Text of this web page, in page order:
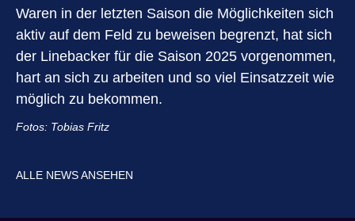
Waren in der letzten Saison die Möglichkeiten sich
aktiv auf dem Feld zu beweisen begrenzt, hat sich
der Linebacker für die Saison 2025 vorgenommen,
hart an sich zu arbeiten und so viel Einsatzzeit wie
möglich zu bekommen.
Fotos: Tobias Fritz
ALLE NEWS ANSEHEN